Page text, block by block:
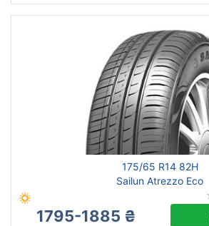
175/65 R14 82H
Sailun Atrezzo Eco
1795-1885 ₴